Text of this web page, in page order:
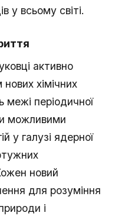
у всьому світі.
активно
хімічних
періодичної
можливими
у галузі ядерної
новий
для розуміння
і